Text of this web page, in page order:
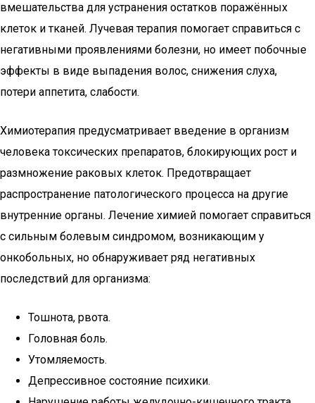
вмешательства для устранения остатков поражённых
клеток и тканей. Лучевая терапия помогает справиться с
негативными проявлениями болезни, но имеет побочные
эффекты в виде выпадения волос, снижения слуха,
потери аппетита, слабости.
Химиотерапия предусматривает введение в организм
человека токсических препаратов, блокирующих рост и
размножение раковых клеток. Предотвращает
распространение патологического процесса на другие
внутренние органы. Лечение химией помогает справиться
с сильным болевым синдромом, возникающим у
онкобольных, но обнаруживает ряд негативных
последствий для организма:
Тошнота, рвота.
Головная боль.
Утомляемость.
Депрессивное состояние психики.